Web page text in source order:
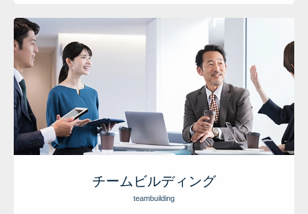
チームビルディング
teambuilding